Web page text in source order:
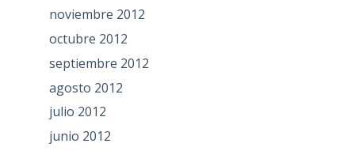
noviembre 2012
octubre 2012
septiembre 2012
agosto 2012
julio 2012
junio 2012